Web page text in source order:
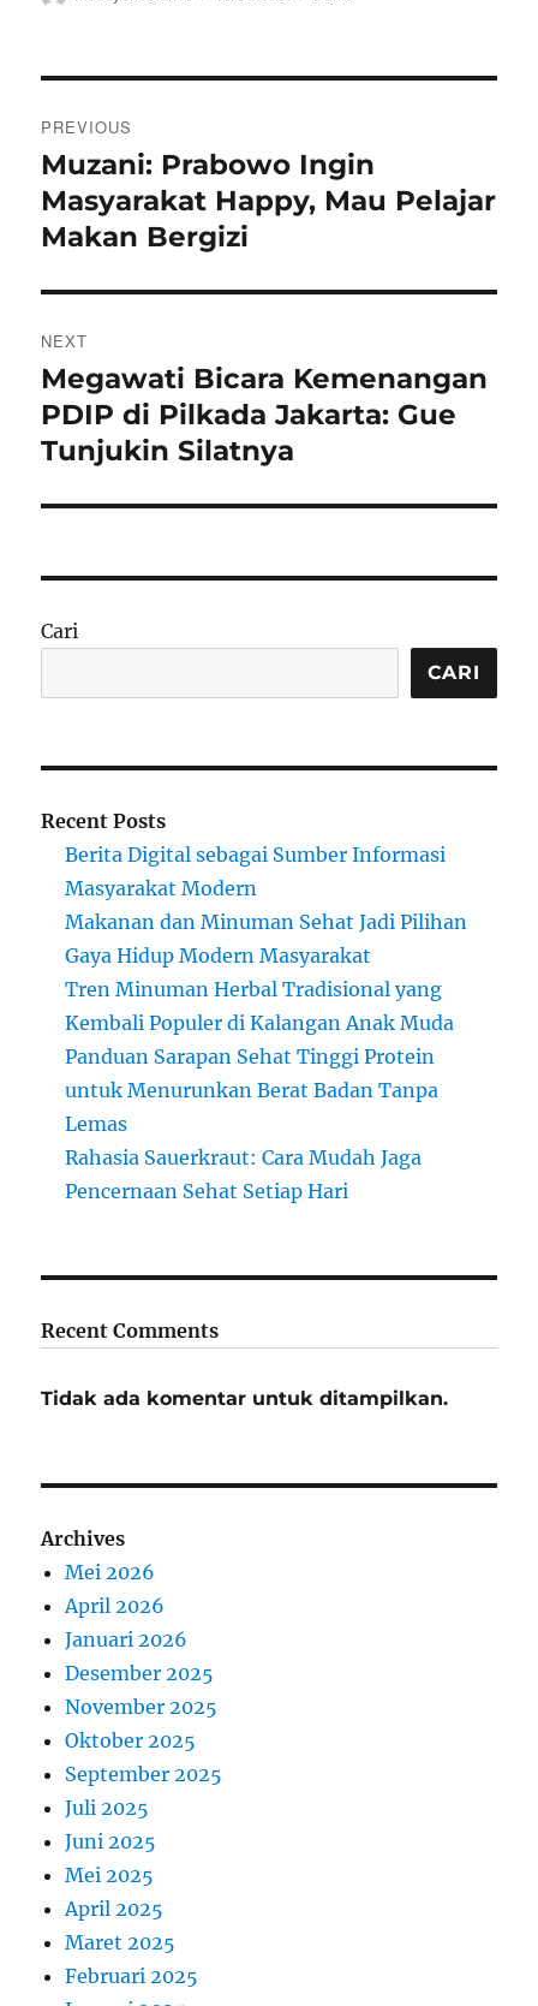
pos
PREVIOUS
Previous
post:
Muzani: Prabowo Ingin
Masyarakat Happy, Mau Pelajar
Makan Bergizi
NEXT
Next
post:
Megawati Bicara Kemenangan
PDIP di Pilkada Jakarta: Gue
Tunjukin Silatnya
Cari
CARI
Recent Posts
Berita Digital sebagai Sumber Informasi
Masyarakat Modern
Makanan dan Minuman Sehat Jadi Pilihan
Gaya Hidup Modern Masyarakat
Tren Minuman Herbal Tradisional yang
Kembali Populer di Kalangan Anak Muda
Panduan Sarapan Sehat Tinggi Protein
untuk Menurunkan Berat Badan Tanpa
Lemas
Rahasia Sauerkraut: Cara Mudah Jaga
Pencernaan Sehat Setiap Hari
Recent Comments
Tidak ada komentar untuk ditampilkan.
Archives
Mei 2026
April 2026
Januari 2026
Desember 2025
November 2025
Oktober 2025
September 2025
Juli 2025
Juni 2025
Mei 2025
April 2025
Maret 2025
Februari 2025